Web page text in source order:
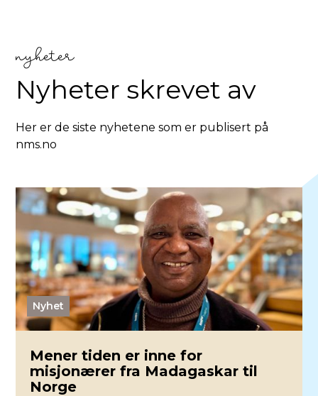
nyheter
Nyheter skrevet av
Her er de siste nyhetene som er publisert på
nms.no
Nyhet
Mener tiden er inne for
misjonærer fra Madagaskar til
Norge